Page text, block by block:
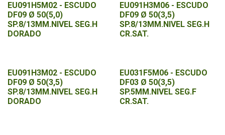
EU091H5M02 - ESCUDO
DF09 Ø 50(5,0)
SP.8/13MM.NIVEL SEG.H
DORADO
EU091H3M06 - ESCUDO
DF09 Ø 50(3,5)
SP.8/13MM.NIVEL SEG.H
CR.SAT.
EU091H3M02 - ESCUDO
DF09 Ø 50(3,5)
SP.8/13MM.NIVEL SEG.H
DORADO
EU031F5M06 - ESCUDO
DF03 Ø 50(3,5)
SP.5MM.NIVEL SEG.F
CR.SAT.